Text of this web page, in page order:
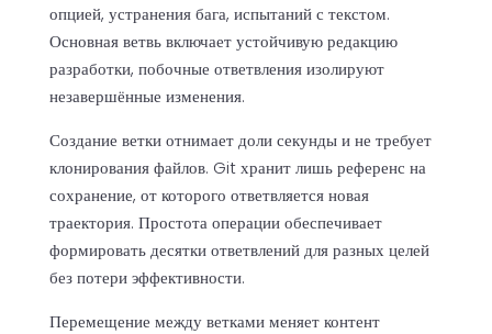
опцией, устранения бага, испытаний с текстом.
Основная ветвь включает устойчивую редакцию
разработки, побочные ответвления изолируют
незавершённые изменения.
Создание ветки отнимает доли секунды и не требует
клонирования файлов. Git хранит лишь референс на
сохранение, от которого ответвляется новая
траектория. Простота операции обеспечивает
формировать десятки ответвлений для разных целей
без потери эффективности.
Перемещение между ветками меняет контент